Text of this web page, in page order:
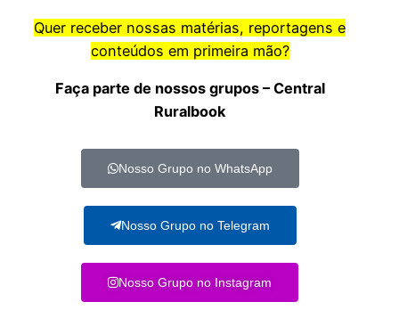
Quer receber nossas matérias, reportagens e
conteúdos em primeira mão?
Faça parte de nossos grupos – Central
Ruralbook
Nosso Grupo no WhatsApp
Nosso Grupo no Telegram
Nosso Grupo no Instagram